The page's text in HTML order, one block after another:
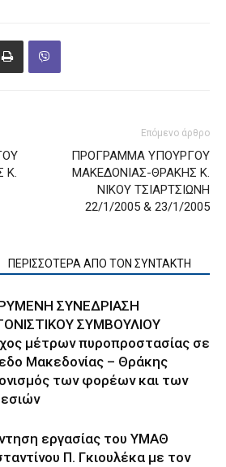
Κ.
Επόμενο άρθρο
ΠΡΟΓΡΑΜΜΑ ΥΠΟΥΡΓΟΥ
ΜΑΚΕΔΟΝΙΑΣ-ΘΡΑΚΗΣ Κ.
ΝΙΚΟΥ ΤΣΙΑΡΤΣΙΩΝΗ
22/1/2005 & 23/1/2005
ΠΕΡΙΣΣΟΤΕΡΑ ΑΠΟ ΤΟΝ ΣΥΝΤΑΚΤΗ
ΣΥΝΕΔΡΙΑΣΗ
ΣΥΜΒΟΥΛΙΟΥ
μέτρων πυροπροστασίας σε
Μακεδονίας – Θράκης
των φορέων και των
εργασίας του ΥΜΑΘ
Π. Γκιουλέκα με τον